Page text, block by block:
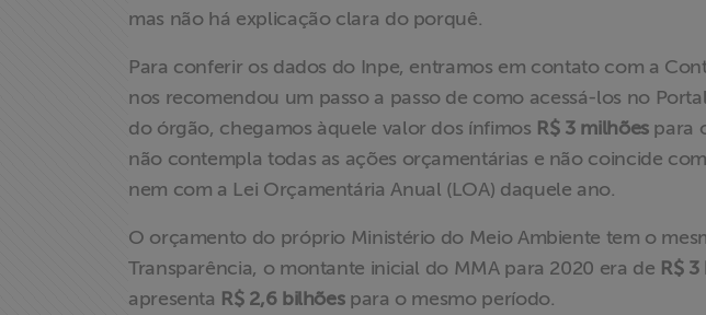
mas não há explicação clara do porquê.
Para conferir os dados do Inpe, entramos em contato com a
nos recomendou um passo a passo de como acessá-los no
do órgão, chegamos àquele valor dos ínfimos R$ 3 milhõespara
não contempla todas as ações orçamentárias e não coincide
nem com a Lei Orçamentária Anual (LOA) daquele ano.
O orçamento do próprio Ministério do Meio Ambiente tem o
Transparência, o montante inicial do MMA para 2020 era de R$
apresenta R$ 2,6 bilhõespara o mesmo período.